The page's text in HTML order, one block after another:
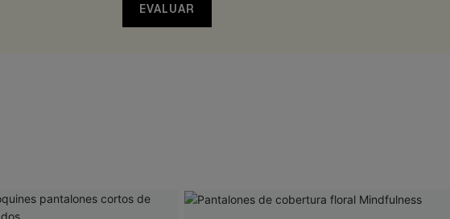
EVALUAR